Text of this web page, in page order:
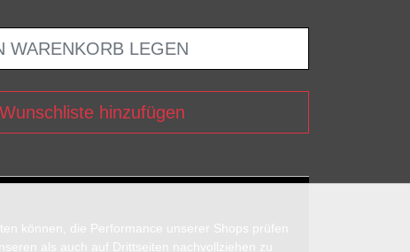
WARENKORB LEGEN
hinzufügen
können, die Performance unserer Shops prüfen
als auch auf Drittseiten nachvollziehen zu